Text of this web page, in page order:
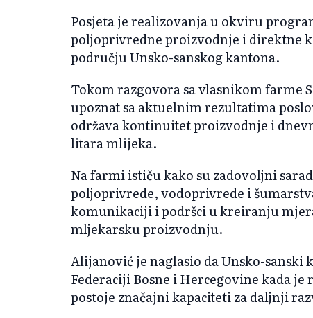
Posjeta je realizovanja u okviru
poljoprivredne proizvodnje i direktne
području Unsko-sanskog kantona.
Tokom razgovora sa vlasnikom
upoznat sa aktuelnim rezultatima
održava kontinuitet proizvodnje i
litara mlijeka.
Na farmi ističu kako su zadovoljni
poljoprivrede, vodoprivrede i
komunikaciji i podršci u kreiranju
mljekarsku proizvodnju.
Alijanović je naglasio da Unsko-sanski
Federaciji Bosne i Hercegovine kada
postoje značajni kapaciteti za daljnji